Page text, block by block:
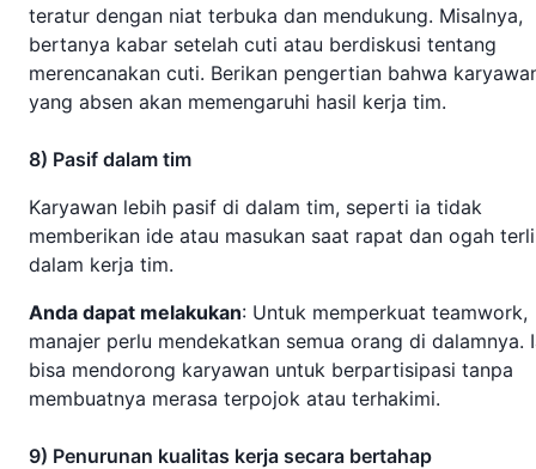
teratur dengan niat terbuka dan mendukung. Misalnya,
bertanya kabar setelah cuti atau berdiskusi tentang
merencanakan cuti. Berikan pengertian bahwa
yang absen akan memengaruhi hasil kerja tim.
8) Pasif dalam tim
Karyawan lebih pasif di dalam tim, seperti ia tidak
memberikan ide atau masukan saat rapat dan ogah
dalam kerja tim.
Anda dapat melakukan: Untuk memperkuat teamwork,
manajer perlu mendekatkan semua orang di dalamnya.
bisa mendorong karyawan untuk berpartisipasi tanpa
membuatnya merasa terpojok atau terhakimi.
9) Penurunan kualitas kerja secara bertahap